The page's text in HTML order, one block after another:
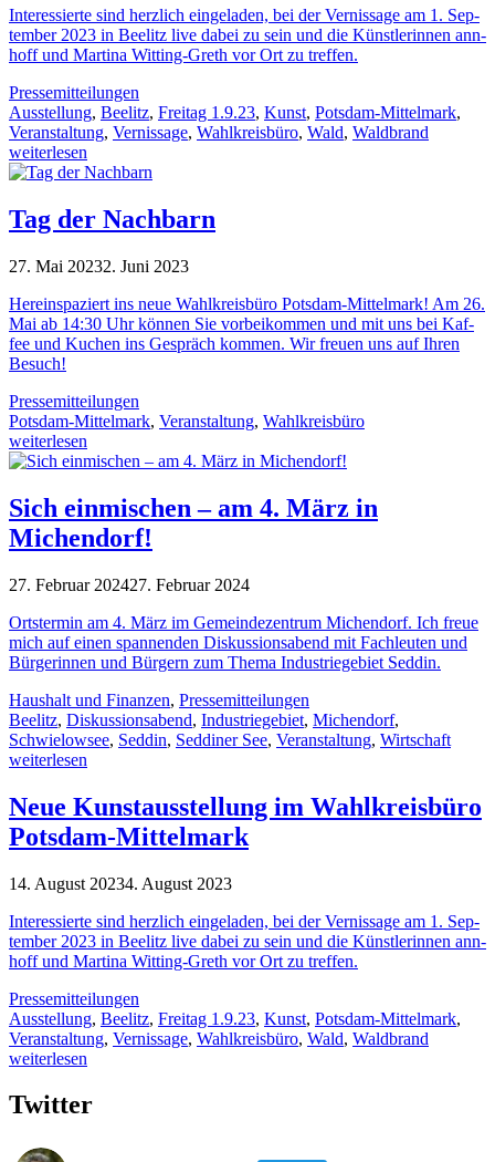
Inter­es­sierte sind herz­lich ein­ge­la­den, bei der Ver­nis­sage am 1. Sep­
tem­ber 2023 in Beelitz live dabei zu sein und die Künst­le­rin­nen ann­
hoff und Mar­tina Wit­ting-Greth vor Ort zu treffen.
Pressemitteilungen
Ausstellung, Beelitz, Freitag 1.9.23, Kunst, Potsdam-Mittelmark,
Veranstaltung, Vernissage, Wahlkreisbüro, Wald, Waldbrand
weiterlesen
Tag der Nachbarn
27. Mai 20232. Juni 2023
Her­ein­spa­ziert ins neue Wahl­kreis­büro Pots­dam-Mit­tel­mark! Am 26.
Mai ab 14:30 Uhr kön­nen Sie vor­bei­kom­men und mit uns bei Kaf­
fee und Kuchen ins Gespräch kom­men. Wir freuen uns auf Ihren
Besuch!
Pressemitteilungen
Potsdam-Mittelmark, Veranstaltung, Wahlkreisbüro
weiterlesen
Sich einmischen – am 4. März in
Michendorf!
27. Februar 202427. Februar 2024
Orts­ter­min am 4. März im Gemein­de­zen­trum Michen­dorf. Ich freue
mich auf einen span­nen­den Dis­kus­si­ons­abend mit Fach­leu­ten und
Bür­ge­rin­nen und Bür­gern zum Thema Indus­trie­ge­biet Seddin.
Haushalt und Finanzen, Pressemitteilungen
Beelitz, Diskussionsabend, Industriegebiet, Michendorf,
Schwielowsee, Seddin, Seddiner See, Veranstaltung, Wirtschaft
weiterlesen
Neue Kunstausstellung im Wahlkreisbüro
Potsdam-Mittelmark
14. August 20234. August 2023
Inter­es­sierte sind herz­lich ein­ge­la­den, bei der Ver­nis­sage am 1. Sep­
tem­ber 2023 in Beelitz live dabei zu sein und die Künst­le­rin­nen ann­
hoff und Mar­tina Wit­ting-Greth vor Ort zu treffen.
Pressemitteilungen
Ausstellung, Beelitz, Freitag 1.9.23, Kunst, Potsdam-Mittelmark,
Veranstaltung, Vernissage, Wahlkreisbüro, Wald, Waldbrand
weiterlesen
Twitter